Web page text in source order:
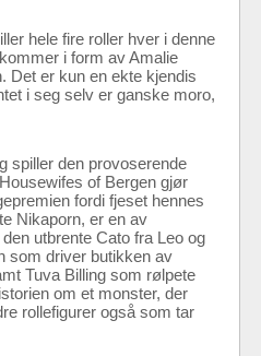
hele fire roller hver i denne
i form av Amalie
Det er kun en ekte kjendis
i seg selv er ganske moro,
spiller den provoserende
of Bergen gjør
fordi fjeset hennes
Nikaporn, er en av
utbrente Cato fra Leo og
som driver butikken av
Tuva Billing som rølpete
om et monster, der
rollefigurer også som tar